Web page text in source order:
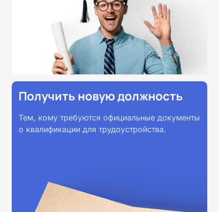
Получить новую должность
Тем, кому требуются официальные документы
о квалификации для трудоустройства.